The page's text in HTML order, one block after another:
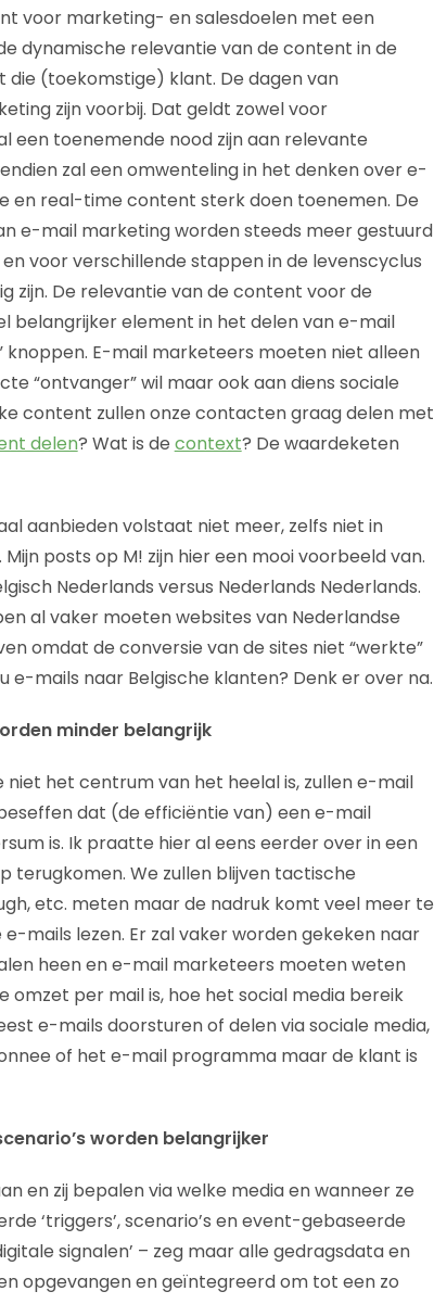
voor marketing- en salesdoelen met een
dynamische relevantie van de content in de
(toekomstige) klant. De dagen van
zijn voorbij. Dat geldt zowel voor
een toenemende nood zijn aan relevante
zal een omwenteling in het denken over e-
en real-time content sterk doen toenemen. De
e-mail marketing worden steeds meer gestuurd
voor verschillende stappen in de levenscyclus
zijn. De relevantie van de content voor de
belangrijker element in het delen van e-mail
knoppen. E-mail marketeers moeten niet alleen
“ontvanger” wil maar ook aan diens sociale
content zullen onze contacten graag delen met
delen? Wat is de context? De waardeketen
aanbieden volstaat niet meer, zelfs niet in
posts op M! zijn hier een mooi voorbeeld van.
Nederlands versus Nederlands Nederlands.
al vaker moeten websites van Nederlandse
omdat de conversie van de sites niet “werkte”
mails naar Belgische klanten? Denk er over na.
minder belangrijk
het centrum van het heelal is, zullen e-mail
dat (de efficiëntie van) een e-mail
is. Ik praatte hier al eens eerder over in een
terugkomen. We zullen blijven tactische
etc. meten maar de nadruk komt veel meer te
mails lezen. Er zal vaker worden gekeken naar
heen en e-mail marketeers moeten weten
per mail is, hoe het social media bereik
e-mails doorsturen of delen via sociale media,
of het e-mail programma maar de klant is
worden belangrijker
en zij bepalen via welke media en wanneer ze
‘triggers’, scenario’s en event-gebaseerde
signalen’ – zeg maar alle gedragsdata en
opgevangen en geïntegreerd om tot een zo